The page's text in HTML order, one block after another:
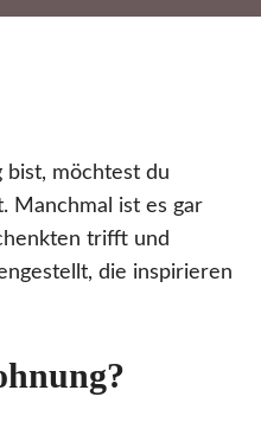
bist, möchtest du
Manchmal ist es gar
trifft und
die inspirieren